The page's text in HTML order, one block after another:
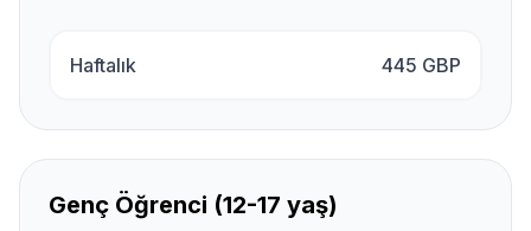
Haftalık 445 GBP
Genç Öğrenci (12-17 yaş)